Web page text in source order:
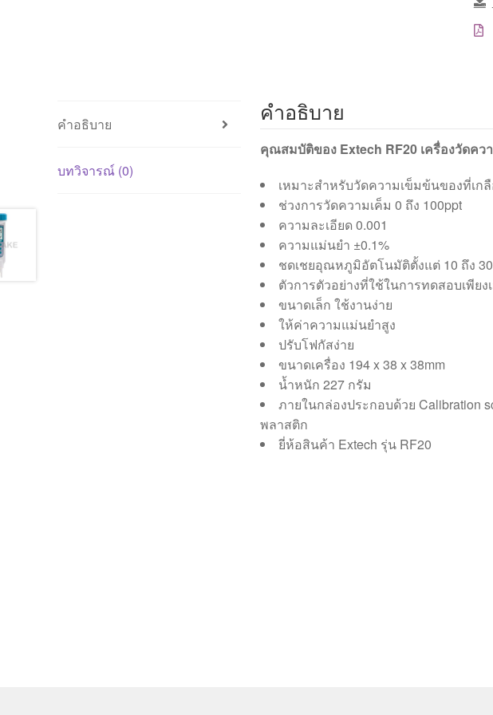
คำอธิบาย
บทวิจารณ์ (0)
คำอธิบาย
คุณสมบัติของ Extech RF20 เครื่องวัดคว
เหมาะสำหรับวัดความเข็มข้นของที่เก
ช่วงการวัดความเค็ม 0 ถึง 100ppt
ความละเอียด 0.001
ความแม่นยำ ±0.1%
ชดเชยอุณหภูมิอัตโนมัติตั้งแต่ 10 ถึง 30
ตัวการตัวอย่างที่ใช้ในการทดสอบเพียง
ขนาดเล็ก ใช้งานง่าย
ให้ค่าความแม่นยำสูง
ปรับโฟกัสง่าย
ขนาดเครื่อง 194 x 38 x 38mm
น้ำหนัก 227 กรัม
ภายในกล่องประกอบด้วย Calibration
พลาสติก
ยี่ห้อสินค้า Extech รุ่น RF20